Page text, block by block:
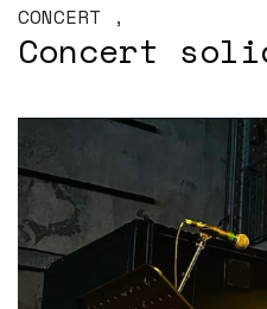
CONCERT ,
Concert